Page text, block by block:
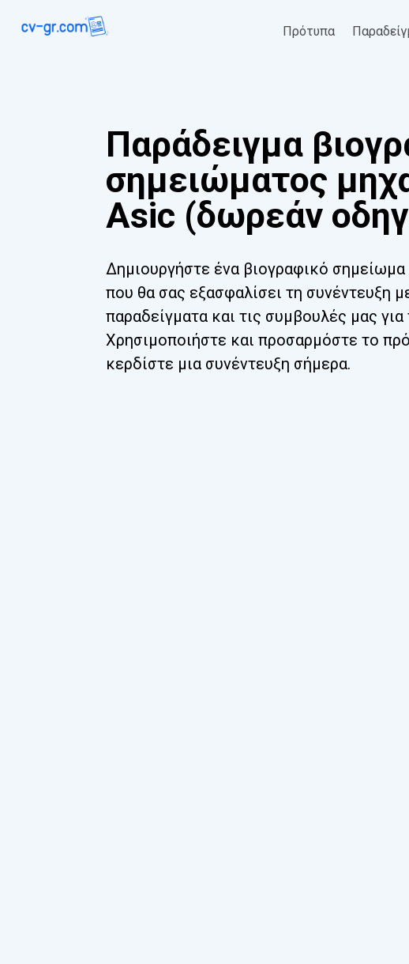
Πρότυπα
Παράδειγμα
σημειώματος
Asic (δωρεάν
Δημιουργήστε ένα βιογραφικό
που θα σας εξασφαλίσει τη συνέντευξη
παραδείγματα και τις συμβουλές μας
Χρησιμοποιήστε και προσαρμόστε το
κερδίστε μια συνέντευξη σήμερα.